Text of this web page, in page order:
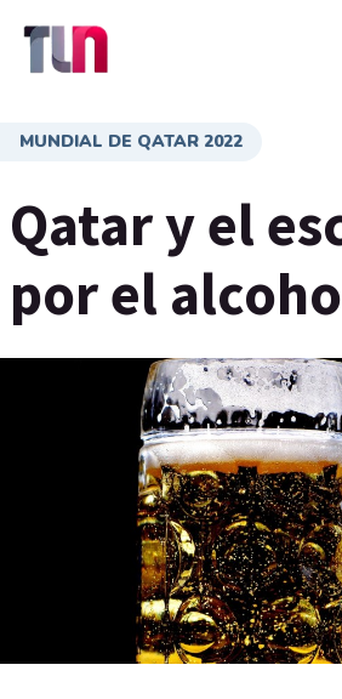
MUNDIAL DE QATAR 2022
Qatar y el
por el